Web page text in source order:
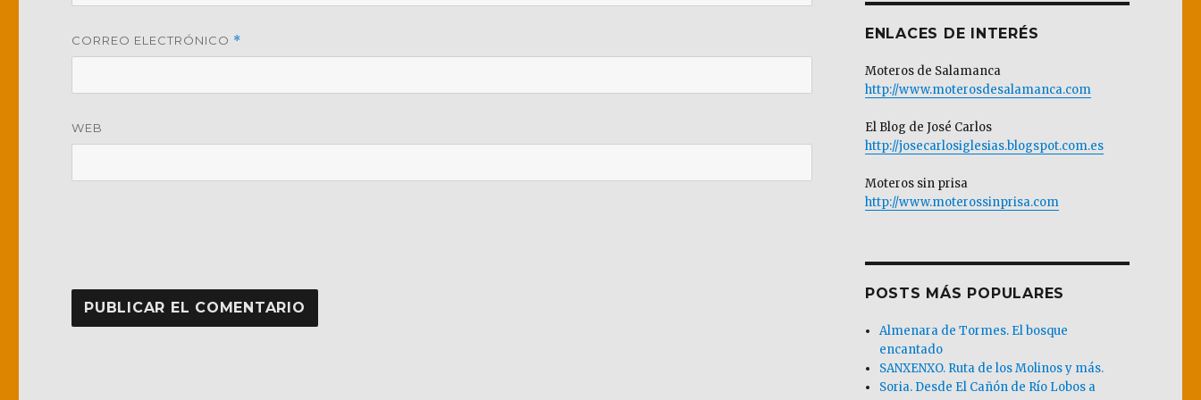
CORREO ELECTRÓNICO *
WEB
ENLACES DE INTERÉS
Moteros de Salamanca
http://www.moterosdesalamanca.com
El Blog de José Carlos
http://josecarlosiglesias.blogspot.com.es
Moteros sin prisa
http://www.moterossinprisa.com
POSTS MÁS POPULARES
Almenara de Tormes. El bosque
encantado
SANXENXO. Ruta de los Molinos y más.
Soria. Desde El Cañón de Río Lobos a